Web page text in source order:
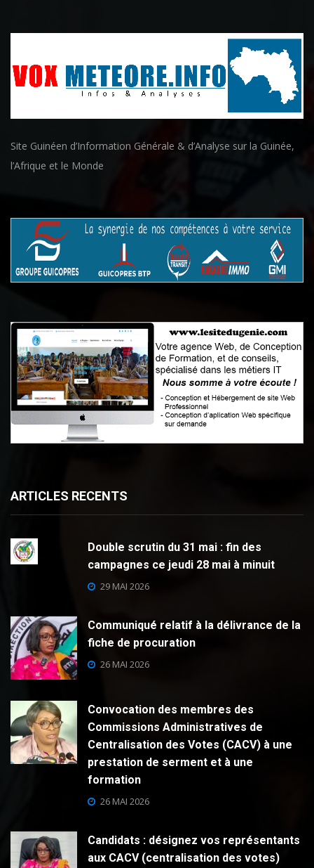
Site Guinéen d’Information Générale & d’Analyse sur la Guinée,
l’Afrique et le Monde
ARTICLES RECENTS
Double scrutin du 31 mai : fin des
campagnes ce jeudi 28 mai à minuit
29 MAI 2026
Communiqué relatif à la délivrance de la
fiche de procuration
26 MAI 2026
Convocation des membres des
Commissions Administratives de
Centralisation des Votes (CACV) à une
prestation de serment et à une
formation
26 MAI 2026
Candidats : désignez vos représentants
aux CACV (centralisation des votes)